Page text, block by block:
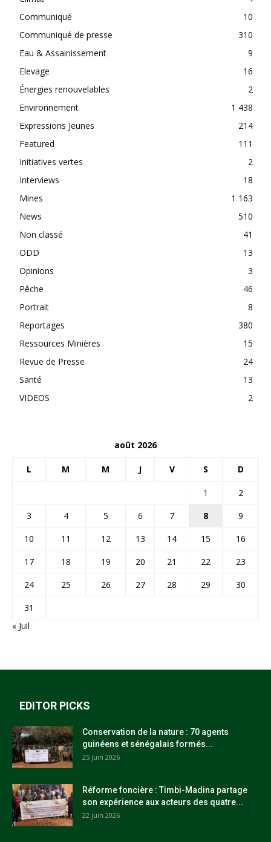
Communiqué
10
Communiqué de presse
310
Eau & Assainissement
9
Elevage
16
Énergies renouvelables
2
Environnement
1 438
Expressions Jeunes
214
Featured
111
Initiatives vertes
2
Interviews
18
Mines
1 163
News
510
Non classé
41
ODD
13
Opinions
3
Pêche
46
Portrait
8
Reportages
380
Ressources Minières
15
Revue de Presse
24
Santé
13
VIDEOS
2
août 2026
L M M J V S D
1
2
3
4 5 6 7 8
9
10
11 12 13 14 15
16
17
18 19 20 21 22
23
24
25 26 27 28 29
30
31
« Juil
EDITOR PICKS
Conservation de la nature : 70 agents
guinéens et sénégalais formés...
25 juin 2026
Réforme foncière : Timbi-Madina partage
son expérience aux acteurs des quatre...
22 juin 2026